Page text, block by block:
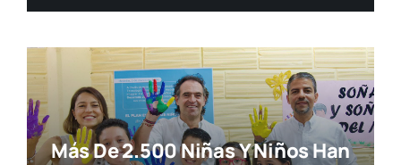
Más De 2.500 Niñas Y Niños Han